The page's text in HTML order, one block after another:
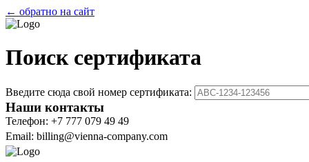
← обратно на сайт
Поиск сертификата
Введите сюда свой номер сертификата:
Наши контакты
Телефон: +7 777 079 49 49
Email: billing@vienna-company.com